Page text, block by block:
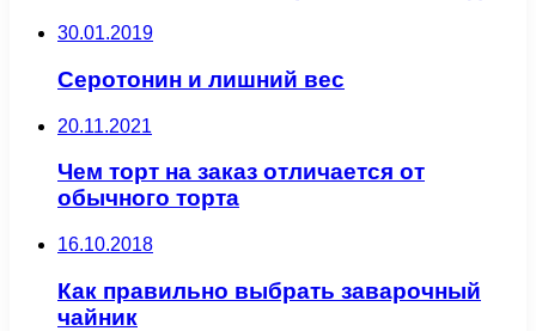
30.01.2019
Серотонин и лишний вес
20.11.2021
Чем торт на заказ отличается от
обычного торта
16.10.2018
Как правильно выбрать заварочный
чайник